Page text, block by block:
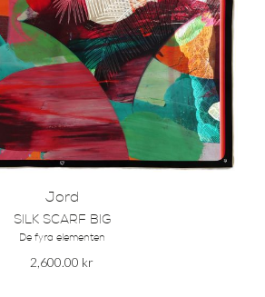
Jord
SILK SCARF BIG
De fyra elementen
2,600.00 kr